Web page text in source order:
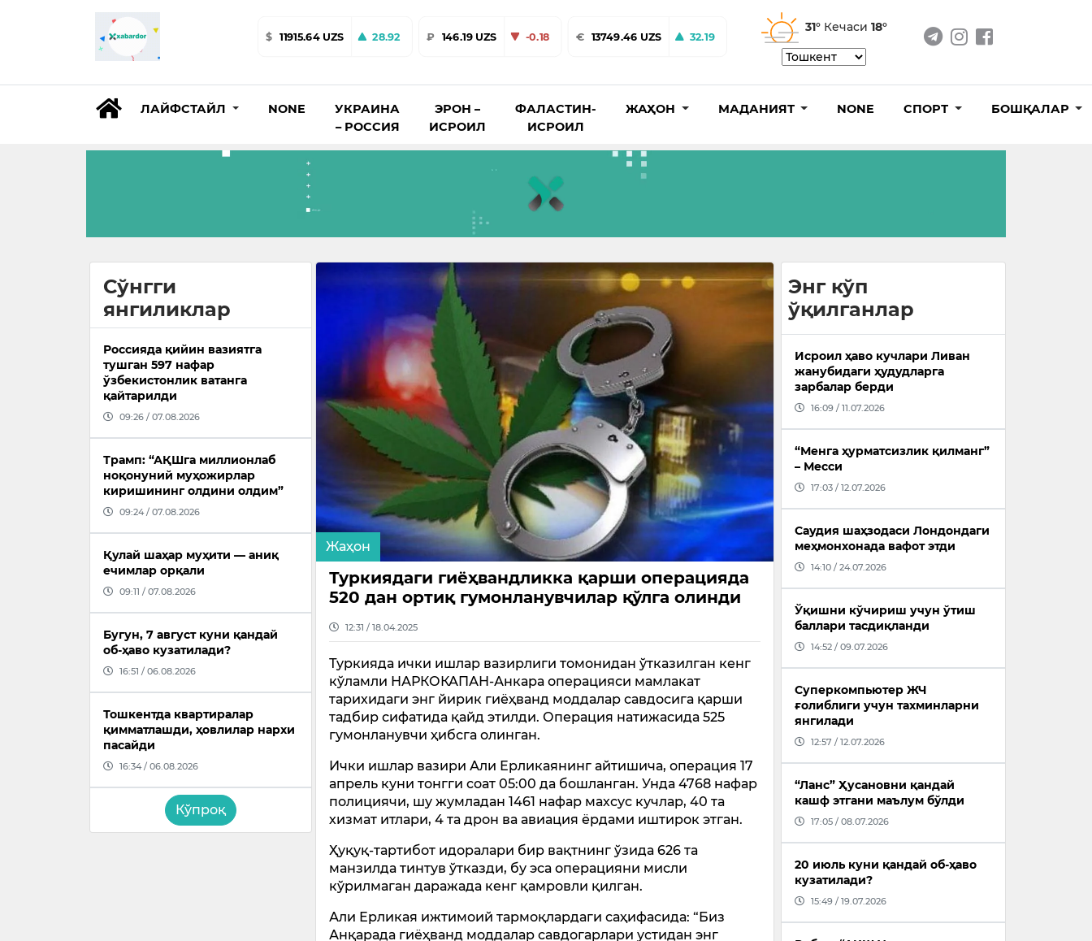
$ 11915.64 UZS 28.92 ₽ 146.19 UZS -0.18 € 13749.46 UZS 32.19
31° Кечаси 18°
ЛАЙФСТАЙЛ NONE
УКРАИНА
– РОССИЯ
ЭРОН –
ИСРОИЛ
ФАЛАСТИН-
ИСРОИЛ
ЖАҲОН МАДАНИЯТ NONE СПОРТ БОШҚАЛАР
Сўнгги
янгиликлар
Россияда қийин вазиятга
тушган 597 нафар
ўзбекистонлик ватанга
қайтарилди
09:26 / 07.08.2026
Трамп: “АҚШга миллионлаб
ноқонуний муҳожирлар
киришининг олдини олдим”
09:24 / 07.08.2026
Қулай шаҳар муҳити — аниқ
ечимлар орқали
09:11 / 07.08.2026
Бугун, 7 август куни қандай
об-ҳаво кузатилади?
16:51 / 06.08.2026
Тошкентда квартиралар
қимматлашди, ҳовлилар нархи
пасайди
16:34 / 06.08.2026
Кўпроқ
Жаҳон
Туркиядаги гиёҳвандликка қарши операцияда
520 дан ортиқ гумонланувчилар қўлга олинди
12:31 / 18.04.2025
Туркияда ички ишлар вазирлиги томонидан ўтказилган кенг
кўламли НАРКОКАПАН-Анкара операцияси мамлакат
тарихидаги энг йирик гиёҳванд моддалар савдосига қарши
тадбир сифатида қайд этилди. Операция натижасида 525
гумонланувчи ҳибсга олинган.
Ички ишлар вазири Али Ерликаянинг айтишича, операция 17
апрель куни тонгги соат 05:00 да бошланган. Унда 4768 нафар
полициячи, шу жумладан 1461 нафар махсус кучлар, 40 та
хизмат итлари, 4 та дрон ва авиация ёрдами иштирок этган.
Ҳуқуқ-тартибот идоралари бир вақтнинг ўзида 626 та
манзилда тинтув ўтказди, бу эса операцияни мисли
кўрилмаган даражада кенг қамровли қилган.
Али Ерликая ижтимоий тармоқлардаги саҳифасида: “Биз
Анқарада гиёҳванд моддалар савдогарлари устидан энг
Энг кўп
ўқилганлар
Исроил ҳаво кучлари Ливан
жанубидаги ҳудудларга
зарбалар берди
16:09 / 11.07.2026
“Менга ҳурматсизлик қилманг”
– Месси
17:03 / 12.07.2026
Саудия шаҳзодаси Лондондаги
меҳмонхонада вафот этди
14:10 / 24.07.2026
Ўқишни кўчириш учун ўтиш
баллари тасдиқланди
14:52 / 09.07.2026
Суперкомпьютер ЖЧ
ғолиблиги учун тахминларни
янгилади
12:57 / 12.07.2026
“Ланс” Ҳусановни қандай
кашф этгани маълум бўлди
17:05 / 08.07.2026
20 июль куни қандай об-ҳаво
кузатилади?
15:49 / 19.07.2026